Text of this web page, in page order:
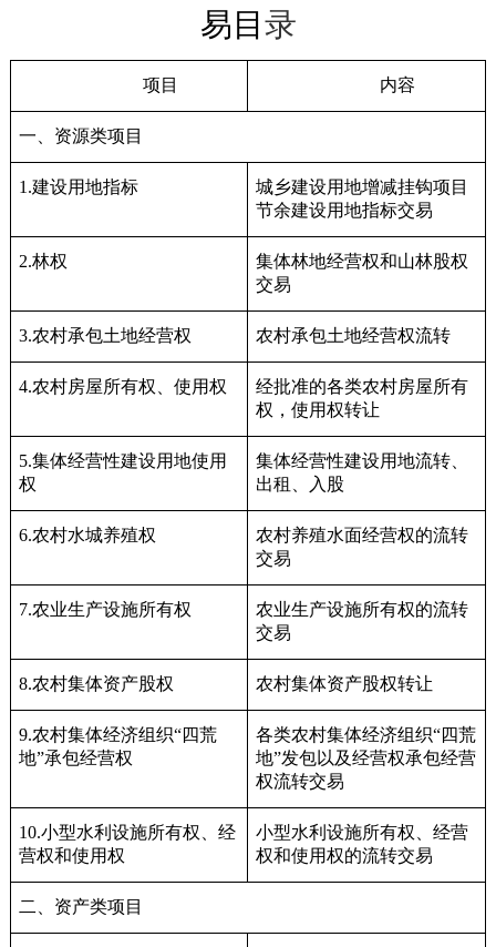
易目录
项目 内容
一、资源类项目
1.建设用地指标
城乡建设用地增减挂钩项目
节余建设用地指标交易
2.林权
集体林地经营权和山林股权
交易
3.农村承包土地经营权 农村承包土地经营权流转
4.农村房屋所有权、使用权
经批准的各类农村房屋所有
权，使用权转让
5.集体经营性建设用地使用
权
集体经营性建设用地流转、
出租、入股
6.农村水城养殖权
农村养殖水面经营权的流转
交易
7.农业生产设施所有权
农业生产设施所有权的流转
交易
8.农村集体资产股权 农村集体资产股权转让
9.农村集体经济组织“四荒
地”承包经营权
各类农村集体经济组织“四荒
地”发包以及经营权承包经营
权流转交易
10.小型水利设施所有权、经
营权和使用权
小型水利设施所有权、经营
权和使用权的流转交易
二、资产类项目